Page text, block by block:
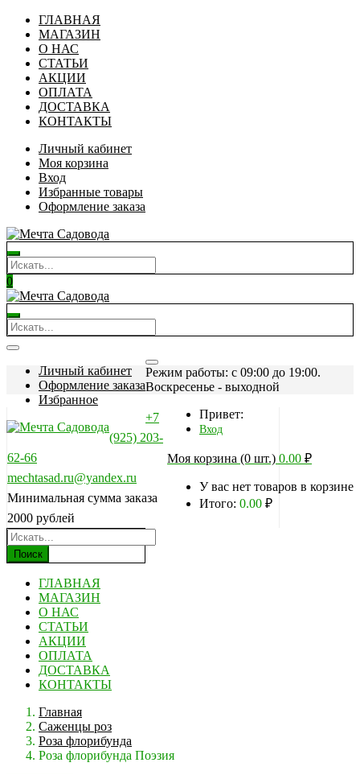
ГЛАВНАЯ
МАГАЗИН
О НАС
СТАТЬИ
АКЦИИ
ОПЛАТА
ДОСТАВКА
КОНТАКТЫ
Личный кабинет
Моя корзина
Вход
Избранные товары
Оформление заказа
0
Личный кабинет
Оформление заказа
Избранное
Режим работы: c 09:00 до 19:00.
Воскресенье - выходной
Привет:
Вход
Моя корзина (0 шт.) 0.00 ₽
У вас нет товаров в корзине
Итого: 0.00 ₽
+7
(925) 203-
62-66
mechtasad.ru@yandex.ru
Минимальная сумма заказа
2000 рублей
Поиск
ГЛАВНАЯ
МАГАЗИН
О НАС
СТАТЬИ
АКЦИИ
ОПЛАТА
ДОСТАВКА
КОНТАКТЫ
Главная
Саженцы роз
Роза флорибунда
Роза флорибунда Поэзия